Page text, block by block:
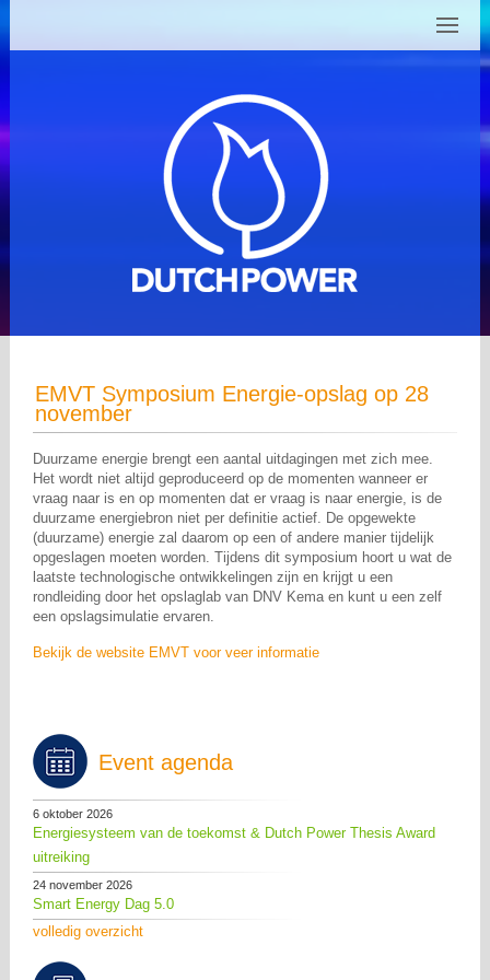
EMVT Symposium Energie-opslag op 28
november
Duurzame energie brengt een aantal uitdagingen met zich mee.
Het wordt niet altijd geproduceerd op de momenten wanneer er
vraag naar is en op momenten dat er vraag is naar energie, is de
duurzame energiebron niet per definitie actief. De opgewekte
(duurzame) energie zal daarom op een of andere manier tijdelijk
opgeslagen moeten worden. Tijdens dit symposium hoort u wat de
laatste technologische ontwikkelingen zijn en krijgt u een
rondleiding door het opslaglab van DNV Kema en kunt u een zelf
een opslagsimulatie ervaren.
Bekijk de website EMVT voor veer informatie
Event agenda
6 oktober 2026
Energiesysteem van de toekomst & Dutch Power Thesis Award
uitreiking
24 november 2026
Smart Energy Dag 5.0
volledig overzicht